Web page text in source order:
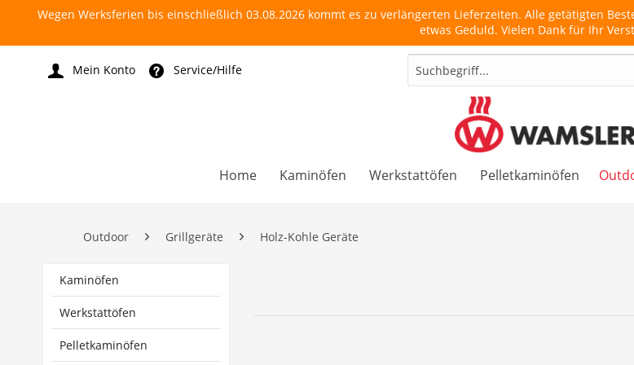
Wegen Werksferien bis einschließlich 03.08.2026 kommt es zu verlängerten Lieferzeiten. Alle getätigten
etwas Geduld. Vielen Dank für Ihr
Mein Konto Service/Hilfe
Home Kaminöfen Werkstattöfen Pelletkaminöfen
Outdoor Grillgeräte Holz-Kohle Geräte
Kaminöfen
Werkstattöfen
Pelletkaminöfen